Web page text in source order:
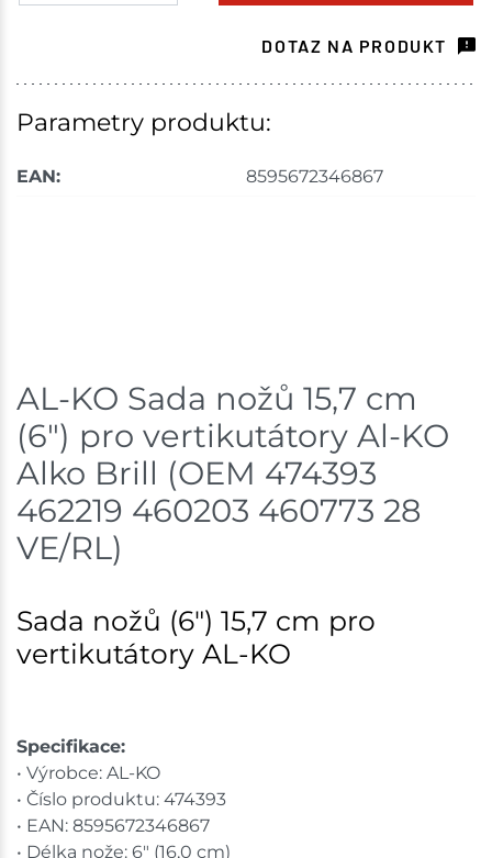
Bystřice 1 sada
Skladové množství na prodejnách je pouze orientační.
Ceny na prodejnách se mohou lišit od cen na e-
DOTAZ NA PRODUKT
Parametry produktu:
EAN: 8595672346867
AL-KO Sada nožů 15,7 cm
(6") pro vertikutátory Al-KO
Alko Brill (OEM 474393
462219 460203 460773 28
VE/RL)
Sada nožů (6") 15,7 cm pro
vertikutátory AL-KO
Specifikace:
• Výrobce: AL-KO
• Číslo produktu: 474393
• EAN: 8595672346867
• Délka nože: 6" (16,0 cm)